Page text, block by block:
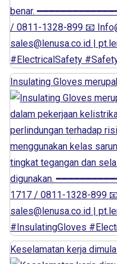
Insulating Gloves
Keselamatan kerja